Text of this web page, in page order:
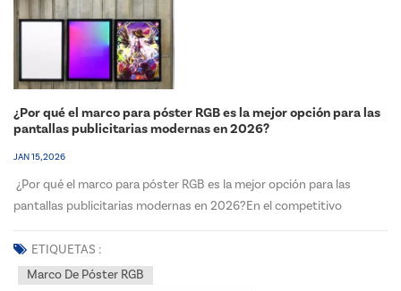
¿Por qué el marco para póster RGB es la mejor opción para las
pantallas publicitarias modernas en 2026?
JAN 15, 2026
¿Por qué el marco para póster RGB es la mejor opción para las
pantallas publicitarias modernas en 2026?En el competitivo
panorama actual de la publicidad visual, Marco de póster
RGBOfrecemos versatilidad, eficiencia energética e impacto visual
inigualables. Como fabricante líder de cajas de luz, no...
ETIQUETAS :
Marco De Póster RGB